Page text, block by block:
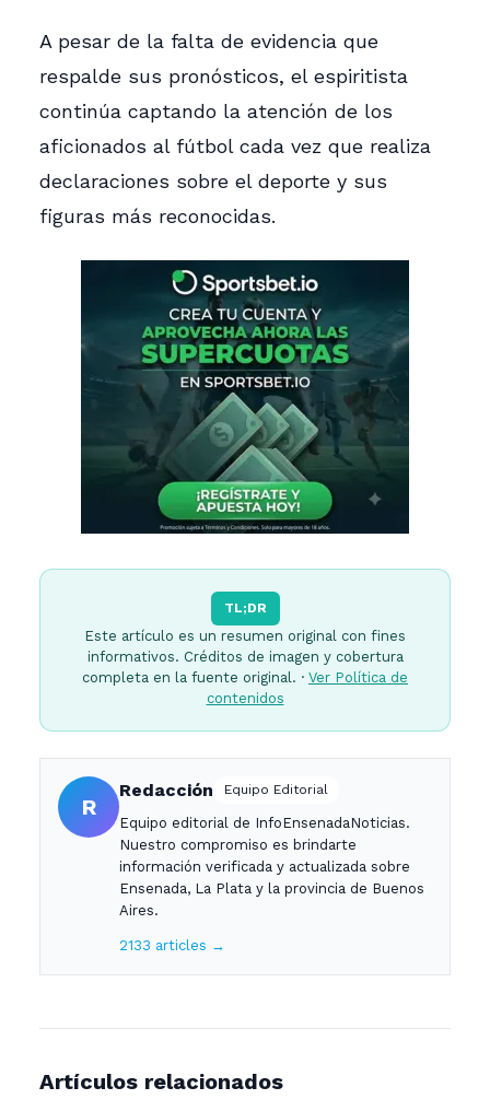
A pesar de la falta de evidencia que
respalde sus pronósticos, el espiritista
continúa captando la atención de los
aficionados al fútbol cada vez que realiza
declaraciones sobre el deporte y sus
figuras más reconocidas.
TL;DR
Este artículo es un resumen original con fines
informativos. Créditos de imagen y cobertura
completa en la fuente original. · Ver Política de
contenidos
R
Redacción Equipo Editorial
Equipo editorial de InfoEnsenadaNoticias.
Nuestro compromiso es brindarte
información verificada y actualizada sobre
Ensenada, La Plata y la provincia de Buenos
Aires.
2133 articles →
Artículos relacionados